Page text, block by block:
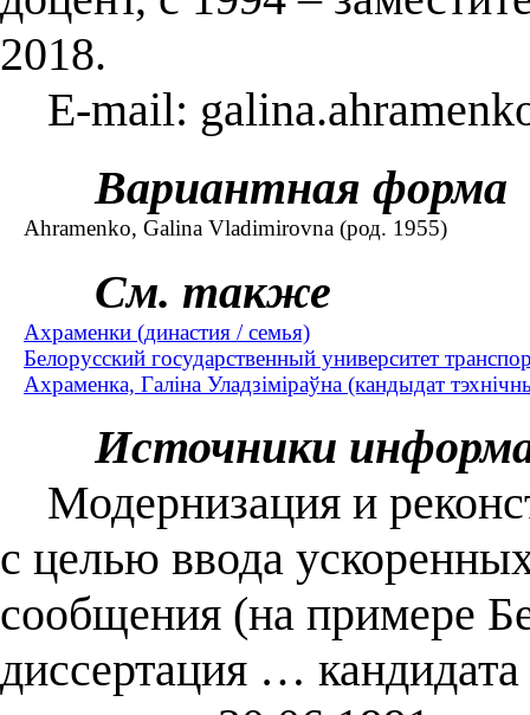
2018.
E-mail:
Вариантная форма
Ahramenko, Galina Vladimirovna (род. 1955)
См. также
Ахраменки (династия / семья)
Белорусский государственный университет
Ахраменка, Галіна Уладзіміраўна (кандыдат
Источники
Модернизация и
с целью ввода
сообщения (на примере
диссертация …